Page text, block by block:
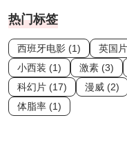
热门标签
西班牙电影 (1) 英国
小西装 (1)
激素 (3)
科幻片 (17)
漫威 (2)
体脂率 (1)